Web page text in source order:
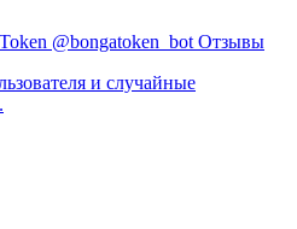
@bongatoken_bot Отзывы
и случайные